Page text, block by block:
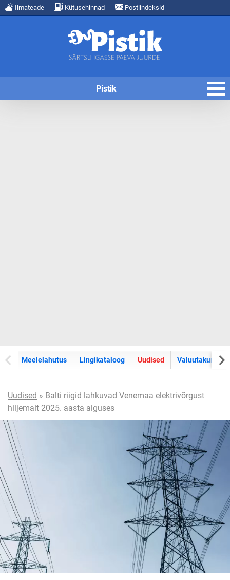
Ilmateade Kütusehinnad Postiindeksid
Pistik
Meelelahutus Lingikataloog Uudised Valuutakursid
Uudised » Balti riigid lahkuvad Venemaa elektrivõrgust
hiljemalt 2025. aasta alguses